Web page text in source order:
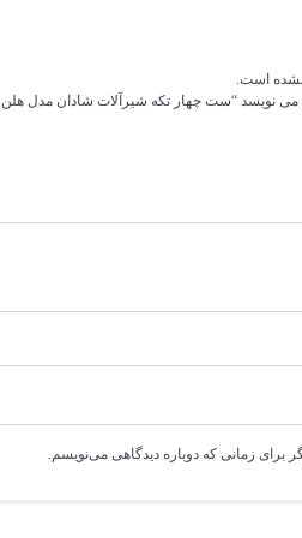
نشده است.
می نویسد “ست چهار تکه شیرآلات شادان مدل هلن
برای زمانی که دوباره دیدگاهی می‌نویسم.